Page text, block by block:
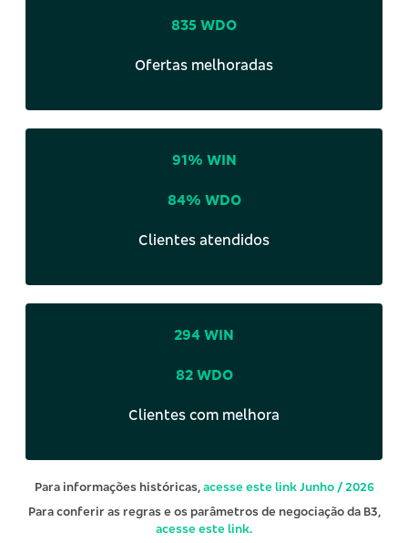
835 WDO
Ofertas melhoradas
91% WIN
84% WDO
Clientes atendidos
294 WIN
82 WDO
Clientes com melhora
Para informações históricas,acesse este link Junho / 2026
Para conferir as regras e os parâmetros de negociação da B3,
acesse este link.